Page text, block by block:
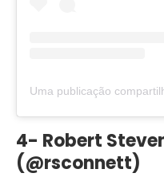
4- Robert
(@rsconnett)